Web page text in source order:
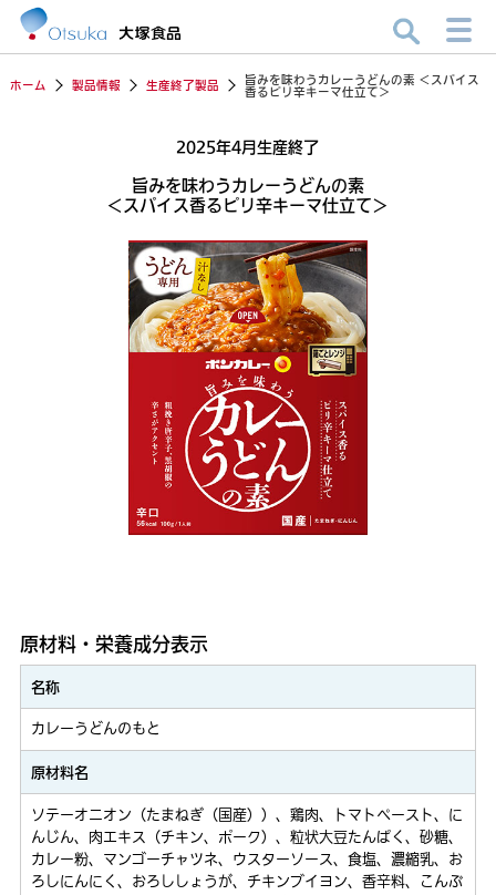
ホーム 製品情報 生産終了製品 旨みを味わうカレーうどんの素 ＜スパイス
香るピリ辛キーマ仕立て＞
2025年4月生産終了
旨みを味わうカレーうどんの素
＜スパイス香るピリ辛キーマ仕立て＞
原材料・栄養成分表示
名称
カレーうどんのもと
原材料名
ソテーオニオン（たまねぎ（国産））、鶏肉、トマトペースト、に
んじん、肉エキス（チキン、ポーク）、粒状大豆たんぱく、砂糖、
カレー粉、マンゴーチャツネ、ウスターソース、食塩、濃縮乳、お
ろしにんにく、おろししょうが、チキンブイヨン、香辛料、こんぶ